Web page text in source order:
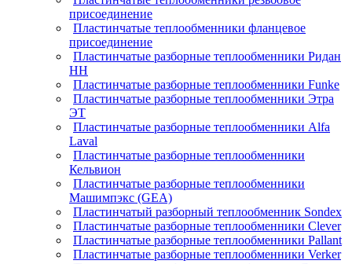
присоединение
Пластинчатые теплообменники фланцевое
присоединение
Пластинчатые разборные теплообменники Ридан
НН
Пластинчатые разборные теплообменники Funke
Пластинчатые разборные теплообменники Этра
ЭТ
Пластинчатые разборные теплообменники Alfa
Laval
Пластинчатые разборные теплообменники
Кельвион
Пластинчатые разборные теплообменники
Машимпэкс (GEA)
Пластинчатый разборный теплообменник Sondex
Пластинчатые разборные теплообменники Clever
Пластинчатые разборные теплообменники Pallant
Пластинчатые разборные теплообменники Verker